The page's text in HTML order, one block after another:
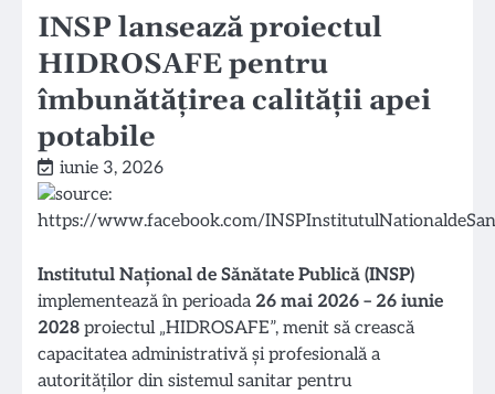
INSP lansează proiectul
HIDROSAFE pentru
îmbunătățirea calității apei
potabile
iunie 3, 2026
Institutul Național de Sănătate Publică (INSP)
implementează în perioada26 mai 2026 – 26 iunie
2028 proiectul „HIDROSAFE”, menit să crească
capacitatea administrativă și profesională a
autorităților din sistemul sanitar pentru